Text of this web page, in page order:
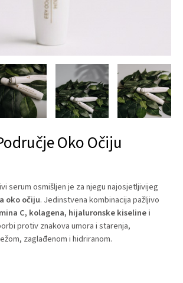
Oko Očiju
serum osmišljen je za njegu najosjetljivijeg
oko očiju. Jedinstvena kombinacija pažljivo
C, kolagena, hijaluronske kiseline i
protiv znakova umora i starenja,
zaglađenom i hidriranom.